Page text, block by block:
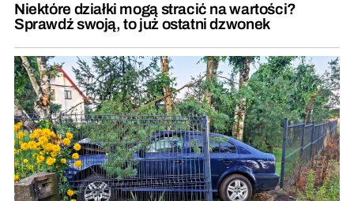
Niektóre działki mogą stracić na wartości?
Sprawdź swoją, to już ostatni dzwonek